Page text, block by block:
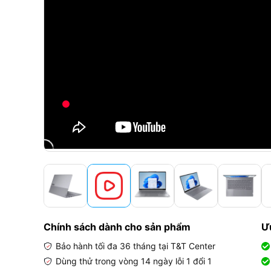
Chính sách dành cho sản phẩm
Bảo hành tối đa 36 tháng tại T&T Center
Dùng thử trong vòng 14 ngày lỗi 1 đổi 1